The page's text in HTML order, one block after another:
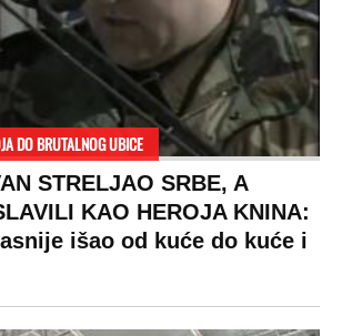
DO BRUTALNOG UBICE
STRELJAO SRBE, A
KAO HEROJA KNINA:
išao od kuće do kuće i